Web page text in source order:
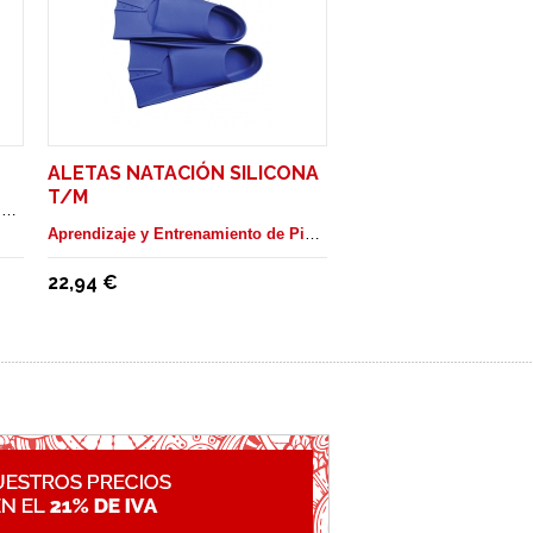
Aprendizaje y Entrenamiento de Piscina
ALETAS NATACIÓN SILICONA
T/M
Aprendizaje y Entrenamiento de Piscina
22,94 €